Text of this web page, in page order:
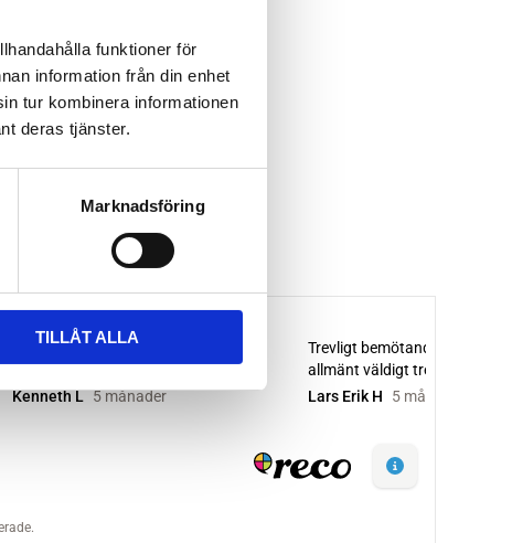
funktioner för
information från din enhet
tur kombinera informationen
deras tjänster.
Marknadsföring
TILLÅT ALLA